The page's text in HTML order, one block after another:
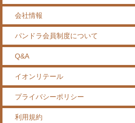
会社情報
パンドラ会員制度について
Q&A
イオンリテール
プライバシーポリシー
利用規約